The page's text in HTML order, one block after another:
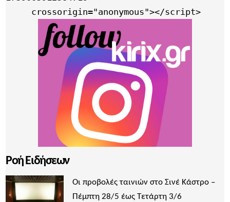
     crossorigin="anonymous"></script>
Ροή Ειδήσεων
Οι προβολές ταινιών στο Σινέ Κάστρο –
Πέμπτη 28/5 έως Τετάρτη 3/6